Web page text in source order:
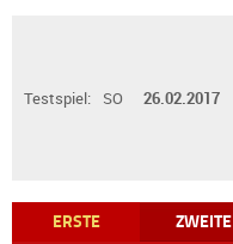
Testspiel: SO 26.02.2017
ERSTE ZWEITE